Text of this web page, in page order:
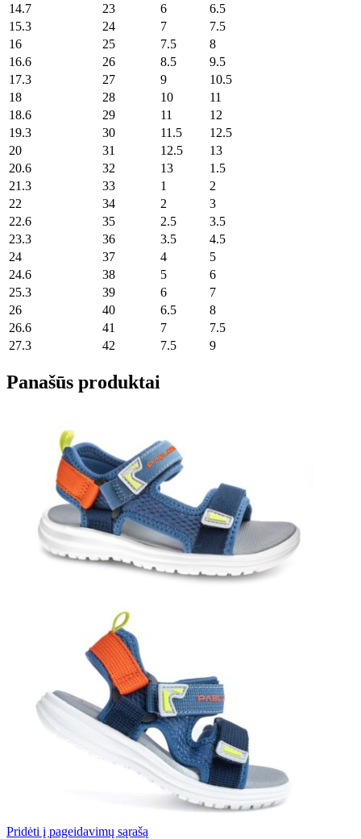
14.7
23 6
6.5
15.3
24 7
7.5
16
25 7.5
8
16.6
26 8.5
9.5
17.3
27 9
10.5
18
28 10
11
18.6
29 11
12
19.3
30 11.5
12.5
20
31 12.5
13
20.6
32 13
1.5
21.3
33 1
2
22
34 2
3
22.6
35 2.5
3.5
23.3
36 3.5
4.5
24
37 4
5
24.6
38 5
6
25.3
39 6
7
26
40 6.5
8
26.6
41 7
7.5
27.3
42 7.5 9
Panašūs produktai
Pridėti į pageidavimų sąrašą